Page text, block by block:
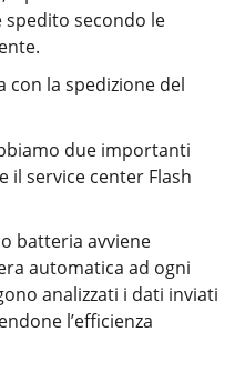
secondo le
la spedizione del
due importanti
service center Flash
batteria avviene
automatica ad ogni
analizzati i dati inviati
l’efficienza